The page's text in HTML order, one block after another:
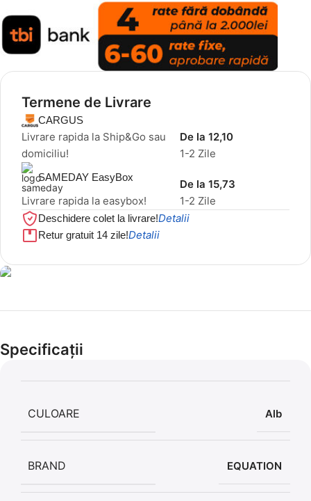
Termene de Livrare
CARGUS
Livrare rapida la Ship&Go sau
domiciliu!
1-2 Zile
De la 12,10
SAMEDAY EasyBox
Livrare rapida la easybox! 1-2 Zile
De la 15,73
Deschidere colet la livrare!Detalii
Retur gratuit 14 zile!Detalii
Cel mai mic preț!
56,86 LEI
Specificații
CULOARE Alb
BRAND EQUATION